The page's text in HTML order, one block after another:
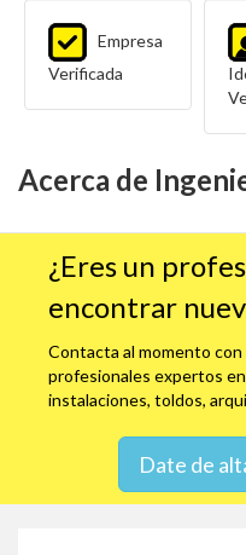
Empresa
Verificada
Acerca de
¿Eres un
encontrar
Contacta al momento
profesionales expertos
instalaciones, toldos,
Date de